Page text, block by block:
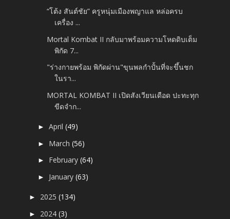
“โต้ง สันต์ชัย” ครูหนุ่มเมืองพญาแล หล่อครบ
เครื่อง ...
Mortal Kombat II กลับมาพร้อมความโหดดิบเต็ม
พิกัด 7...
"ร่างกายพร้อม พิกัดผ่าน"ขุนพลกำปั้นที่จะขึ้นชก
ในรา...
MORTAL KOMBAT II เปิดสังเวียนเดือด ปะทะทุก
ขีดจำก...
►April(49)
► March(56)
► February(64)
► January(63)
► 2025(134)
► 2024(3)